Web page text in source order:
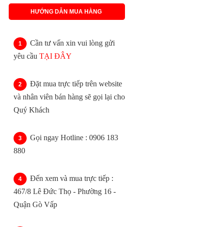
HƯỚNG DẪN MUA HÀNG
Cần tư vấn xin vui lòng gửi
yêu cầu TẠI ĐÂY
Đặt mua trực tiếp trên website
và nhân viên bán hàng sẽ gọi lại cho
Quý Khách
Gọi ngay Hotline : 0906 183
880
Đến xem và mua trực tiếp :
467/8 Lê Đức Thọ - Phường 16 -
Quận Gò Vấp